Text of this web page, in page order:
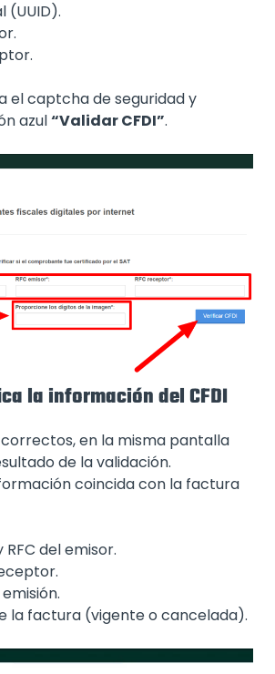
(UUID).
el captcha de seguridad y
azul“Validar CFDI”.
la información del CFDI
correctos, en la misma pantalla
de la validación.
coincida con la factura
del emisor.
la factura (vigente o cancelada).